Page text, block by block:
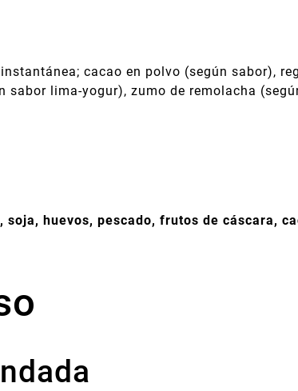
cacao en polvo (según sabor),
sabor lima-yogur), zumo de remolacha
soja, huevos, pescado, frutos de cáscara,